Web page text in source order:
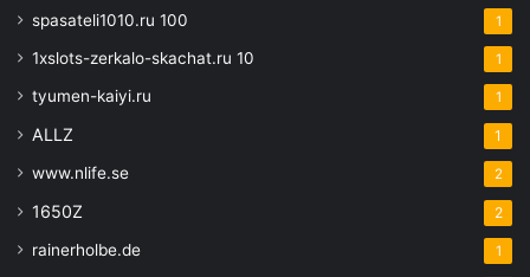
spasateli1010.ru 100 1
1xslots-zerkalo-skachat.ru 10 1
tyumen-kaiyi.ru 1
ALLZ 1
www.nlife.se 2
1650Z 2
rainerholbe.de 1